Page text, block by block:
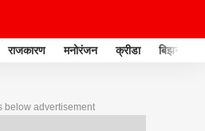
राजकारण मनोरंजन क्रीडा बिझनेस
below advertisement